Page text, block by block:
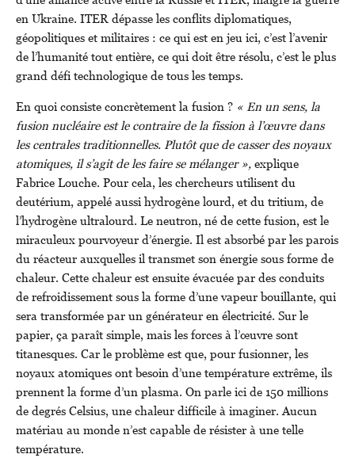
en Ukraine. ITER dépasse les conflits diplomatiques,
géopolitiques et militaires : ce qui est en jeu ici, c’est l’avenir
de l’humanité tout entière, ce qui doit être résolu, c’est le plus
grand défi technologique de tous les temps.
En quoi consiste concrètement la fusion ? « En un sens, la
fusion nucléaire est le contraire de la fission à l’œuvre dans
les centrales traditionnelles. Plutôt que de casser des noyaux
atomiques, il s’agit de les faire se mélanger »,explique
Fabrice Louche. Pour cela, les chercheurs utilisent du
deutérium, appelé aussi hydrogène lourd, et du tritium, de
l’hydrogène ultralourd. Le neutron, né de cette fusion, est le
miraculeux pourvoyeur d’énergie. Il est absorbé par les parois
du réacteur auxquelles il transmet son énergie sous forme de
chaleur. Cette chaleur est ensuite évacuée par des conduits
de refroidissement sous la forme d’une vapeur bouillante, qui
sera transformée par un générateur en électricité. Sur le
papier, ça paraît simple, mais les forces à l’œuvre sont
titanesques. Car le problème est que, pour fusionner, les
noyaux atomiques ont besoin d’une température extrême, ils
prennent la forme d’un plasma. On parle ici de 150 millions
de degrés Celsius, une chaleur difficile à imaginer. Aucun
matériau au monde n’est capable de résister à une telle
température.